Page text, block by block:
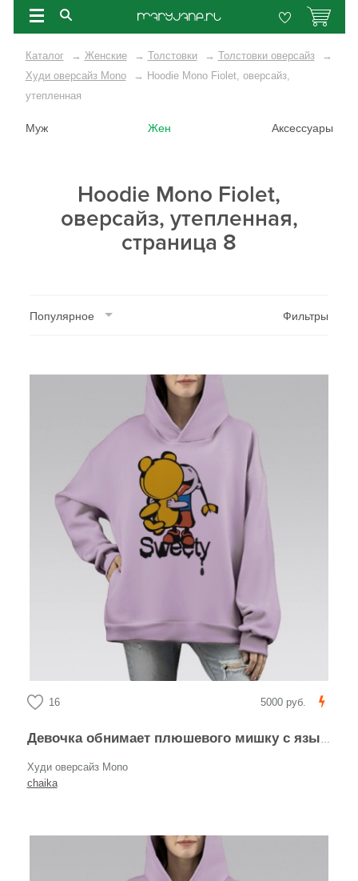
Каталог → Женские → Толстовки → Толстовки оверсайз
→
Худи оверсайз Mono
→ Hoodie Mono Fiolet, оверсайз,
утепленная
Муж Жен Аксессуары
Hoodie Mono Fiolet,
оверсайз, утепленная,
страница 8
Популярное Фильтры
16 5000 руб.
Девочка обнимает плюшевого мишку с языком Sweety
Худи оверсайз Mono
chaika